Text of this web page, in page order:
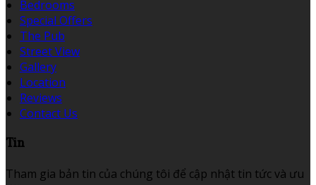
Bedrooms
Special Offers
The Pub
Street View
Gallery
Location
Reviews
Contact Us
Tin
Tham gia bản tin của chúng tôi để cập nhật tin tức và ưu